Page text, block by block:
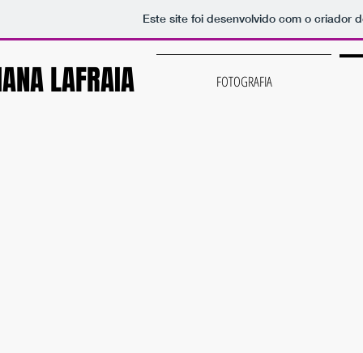
Este site foi desenvolvido com o criador
LAFRAIA FOTOGRAFIA